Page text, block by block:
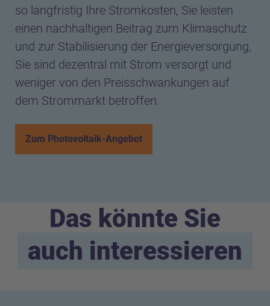
so langfristig Ihre Stromkosten, Sie leisten
einen nachhaltigen Beitrag zum Klimaschutz
und zur Stabilisierung der Energieversorgung,
Sie sind dezentral mit Strom versorgt und
weniger von den Preisschwankungen auf
dem Strommarkt betroffen.
Zum Photovoltaik-Angebot
Das könnte Sie
auch interessieren